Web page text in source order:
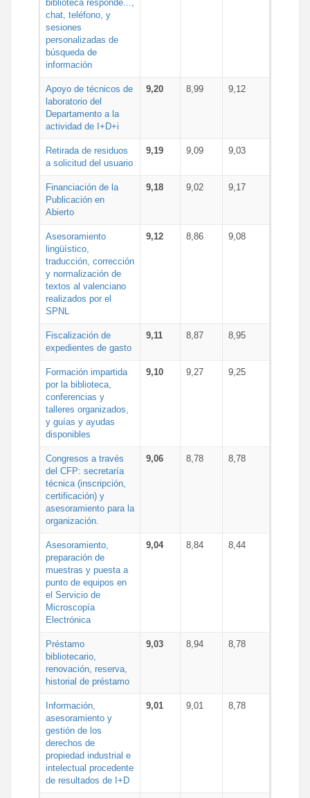
biblioteca responde...,
chat, teléfono, y
sesiones
personalizadas de
búsqueda de
información
Apoyo de técnicos de
laboratorio del
Departamento a la
actividad de I+D+i
9,20 8,99 9,12
Retirada de residuos
a solicitud del usuario
9,19 9,09 9,03
Financiación de la
Publicación en
Abierto
9,18 9,02 9,17
Asesoramiento
lingüístico,
traducción, corrección
y normalización de
textos al valenciano
realizados por el
SPNL
9,12 8,86 9,08
Fiscalización de
expedientes de gasto
9,11 8,87 8,95
Formación impartida
por la biblioteca,
conferencias y
talleres organizados,
y guías y ayudas
disponibles
9,10 9,27 9,25
Congresos a través
del CFP: secretaría
técnica (inscripción,
certificación) y
asesoramiento para la
organización.
9,06 8,78 8,78
Asesoramiento,
preparación de
muestras y puesta a
punto de equipos en
el Servicio de
Microscopía
Electrónica
9,04 8,84 8,44
Préstamo
bibliotecario,
renovación, reserva,
historial de préstamo
9,03 8,94 8,78
Información,
asesoramiento y
gestión de los
derechos de
propiedad industrial e
intelectual procedente
de resultados de I+D
9,01 9,01 8,78